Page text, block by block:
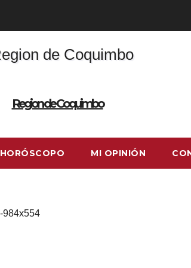
Region de Coquimbo
HORÓSCOPO MI OPINIÓN